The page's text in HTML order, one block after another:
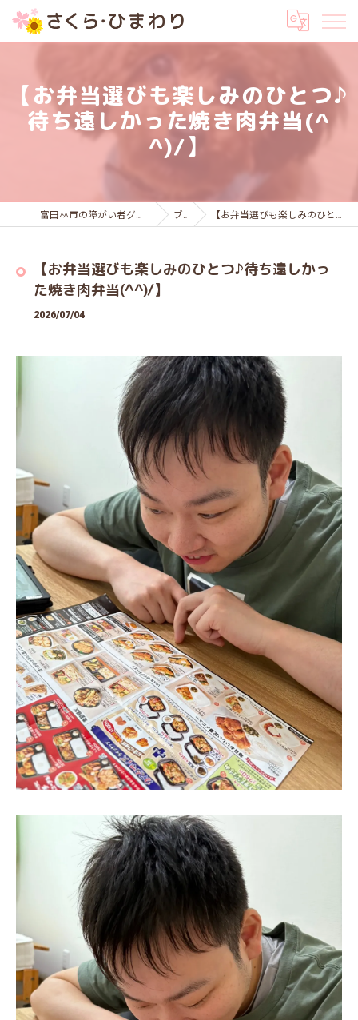
【お弁当選びも楽しみのひとつ♪
待ち遠しかった焼き肉弁当(^
^)/】
富田林市の障がい者グループホームはさくら・ひまわり ブログ 【お弁当選びも楽しみのひとつ♪待ち遠しかった焼き肉弁当(^^)/】
【お弁当選びも楽しみのひとつ♪待ち遠しかっ
た焼き肉弁当(^^)/】
2026/07/04